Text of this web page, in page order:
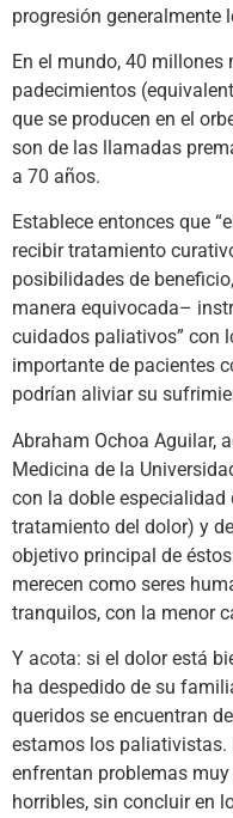
progresión generalmente
En el mundo, 40 millones
padecimientos
que se producen en el
son de las llamadas
a 70 años.
Establece entonces que
recibir tratamiento
posibilidades de
manera equivocada–
cuidados paliativos” con
importante de pacientes
podrían aliviar su
Abraham Ochoa Aguilar,
Medicina de la
con la doble
tratamiento del dolor) y
objetivo principal de
merecen como seres
tranquilos, con la menor
Y acota: si el dolor está
ha despedido de su
queridos se encuentran
estamos los paliativistas.
enfrentan problemas
horribles, sin concluir en